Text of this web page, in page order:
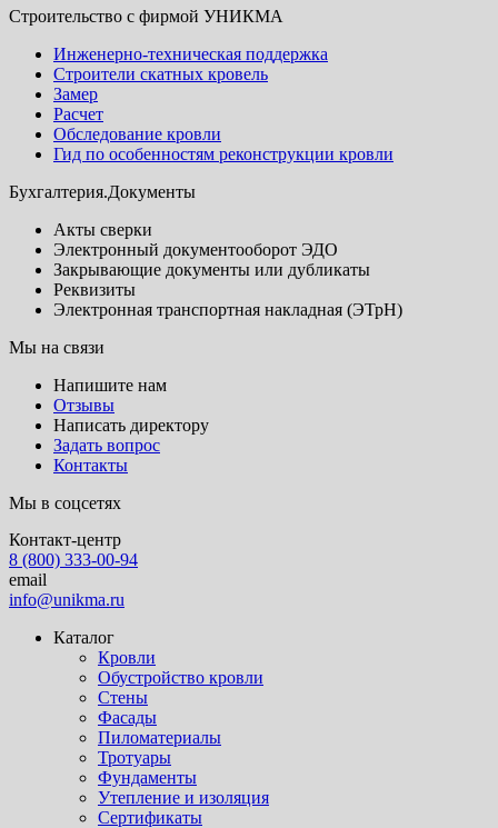
Строительство с фирмой УНИКМА
Инженерно-техническая поддержка
Строители скатных кровель
Замер
Расчет
Обследование кровли
Гид по особенностям реконструкции кровли
Бухгалтерия.Документы
Акты сверки
Электронный документооборот ЭДО
Закрывающие документы или дубликаты
Реквизиты
Электронная транспортная накладная (ЭТрН)
Мы на связи
Напишите нам
Отзывы
Написать директору
Задать вопрос
Контакты
Мы в соцсетях
Контакт-центр
8 (800) 333-00-94
email
info@unikma.ru
Каталог
Кровли
Обустройство кровли
Стены
Фасады
Пиломатериалы
Тротуары
Фундаменты
Утепление и изоляция
Сертификаты